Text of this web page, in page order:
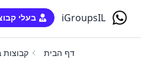
iGroupsIL בעלי
דף הבית קבוצות